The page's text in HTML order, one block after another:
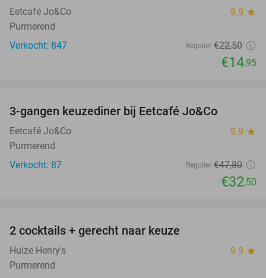
Eetcafé Jo&Co 9.9 star
Purmerend
Verkocht: 847
Regulier €22,50
€14,95
3-gangen keuzediner bij Eetcafé Jo&Co
Eetcafé Jo&Co 9.9 star
Purmerend
Verkocht: 87
Regulier €47,80
€32,50
2 cocktails + gerecht naar keuze
Huize Henry's 9.9 star
Purmerend